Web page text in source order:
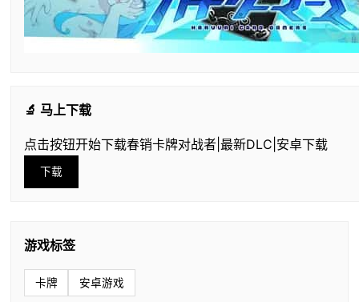
🔬 马上下载
点击按钮开始下载春销卡牌对战者|最新DLC|安卓下载
下载
游戏标签
卡牌 安卓游戏